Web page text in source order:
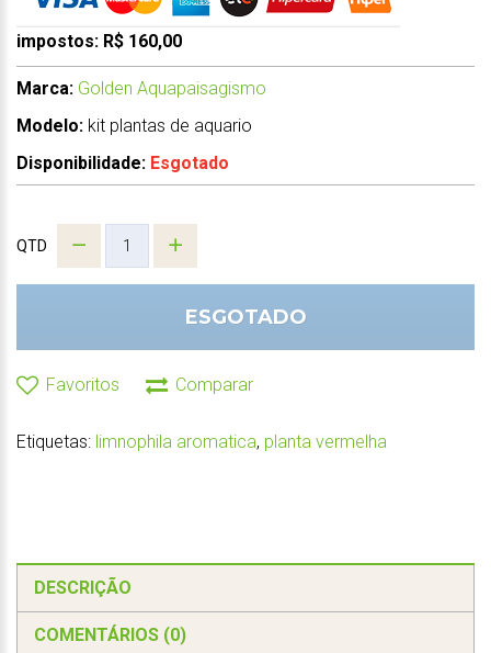
impostos: R$ 160,00
Marca: Golden Aquapaisagismo
Modelo: kit plantas de aquario
Disponibilidade: Esgotado
QTD
ESGOTADO
Favoritos Comparar
Etiquetas: limnophila aromatica, planta vermelha
DESCRIÇÃO
COMENTÁRIOS (0)